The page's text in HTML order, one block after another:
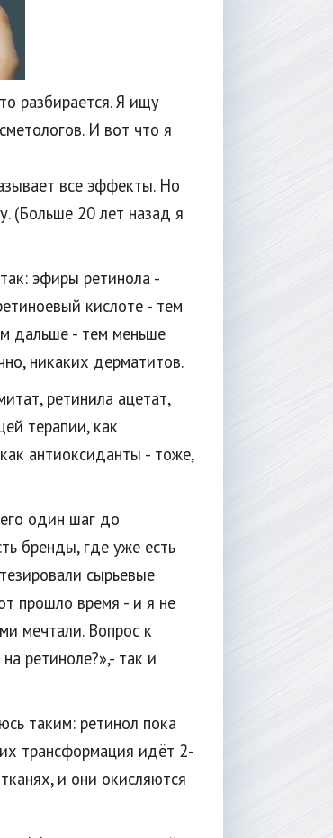
разбирается. Я ищу
И вот что я
все эффекты. Но
(Больше 20 лет назад я
эфиры ретинола -
кислоте - тем
дальше - тем меньше
никаких дерматитов.
ретинила ацетат,
терапии, как
антиоксиданты - тоже,
один шаг до
бренды, где уже есть
сырьевые
прошло время - и я не
мечтали. Вопрос к
ретиноле?»,- так и
таким: ретинол пока
трансформация идёт 2-
и они окисляются